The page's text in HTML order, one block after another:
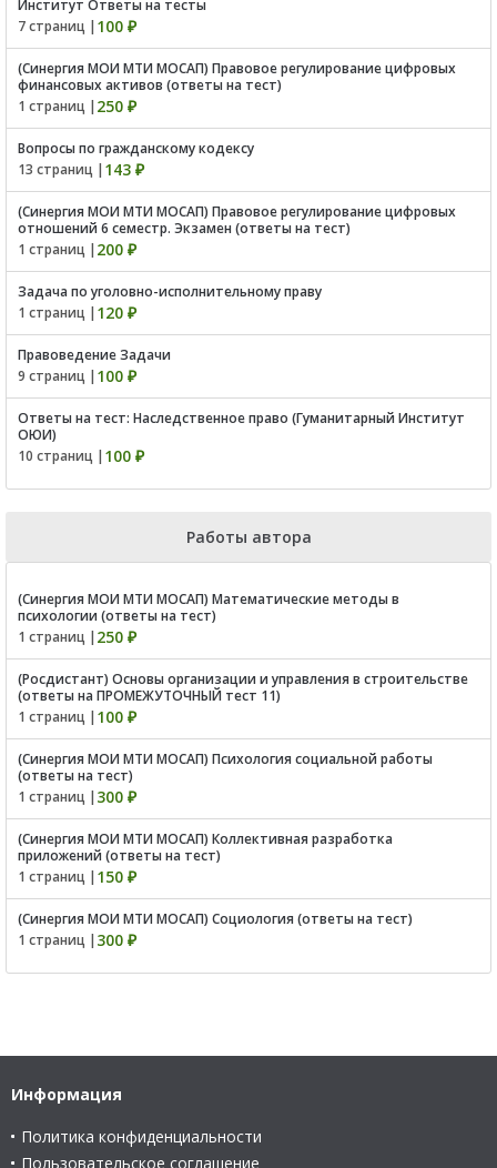
Институт Ответы на тесты
7 страниц | 100 ₽
(Синергия МОИ МТИ МОСАП) Правовое регулирование цифровых
финансовых активов (ответы на тест)
1 страниц | 250 ₽
Вопросы по гражданскому кодексу
13 страниц | 143 ₽
(Синергия МОИ МТИ МОСАП) Правовое регулирование цифровых
отношений 6 семестр. Экзамен (ответы на тест)
1 страниц | 200 ₽
Задача по уголовно-исполнительному праву
1 страниц | 120 ₽
Правоведение Задачи
9 страниц | 100 ₽
Ответы на тест: Наследственное право (Гуманитарный Институт
ОЮИ)
10 страниц | 100 ₽
Работы автора
(Синергия МОИ МТИ МОСАП) Математические методы в
психологии (ответы на тест)
1 страниц | 250 ₽
(Росдистант) Основы организации и управления в строительстве
(ответы на ПРОМЕЖУТОЧНЫЙ тест 11)
1 страниц | 100 ₽
(Синергия МОИ МТИ МОСАП) Психология социальной работы
(ответы на тест)
1 страниц | 300 ₽
(Синергия МОИ МТИ МОСАП) Коллективная разработка
приложений (ответы на тест)
1 страниц | 150 ₽
(Синергия МОИ МТИ МОСАП) Социология (ответы на тест)
1 страниц | 300 ₽
Информация
Политика конфиденциальности
Пользовательское соглашение